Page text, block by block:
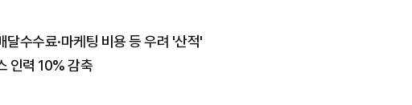
수수료·마케팅 비용 등 우려 '산적'
인력 10% 감축